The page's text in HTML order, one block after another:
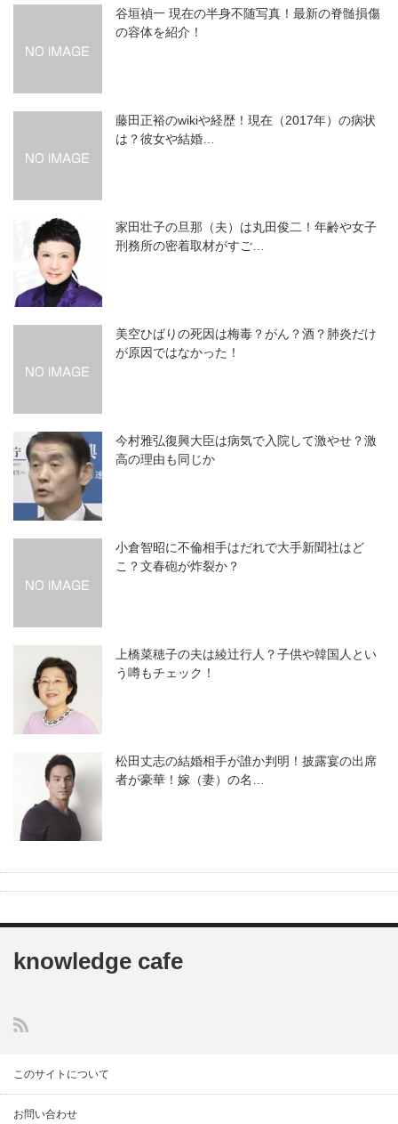
谷垣禎一 現在の半身不随写真！最新の脊髄損傷
の容体を紹介！
藤田正裕のwikiや経歴！現在（2017年）の病状
は？彼女や結婚…
家田壮子の旦那（夫）は丸田俊二！年齢や女子
刑務所の密着取材がすご…
美空ひばりの死因は梅毒？がん？酒？肺炎だけ
が原因ではなかった！
今村雅弘復興大臣は病気で入院して激やせ？激
高の理由も同じか
小倉智昭に不倫相手はだれで大手新聞社はど
こ？文春砲が炸裂か？
上橋菜穂子の夫は綾辻行人？子供や韓国人とい
う噂もチェック！
松田丈志の結婚相手が誰か判明！披露宴の出席
者が豪華！嫁（妻）の名…
knowledge cafe
このサイトについて
お問い合わせ